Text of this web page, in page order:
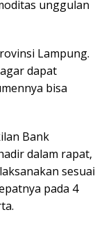
unggulan
Lampung.
dapat
bisa
Bank
dalam rapat,
sesuai
pada 4